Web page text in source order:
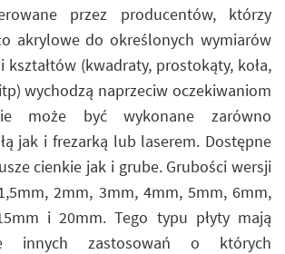
przez producentów, którzy
akrylowe do określonych wymiarów
kształtów (kwadraty, prostokąty, koła,
wychodzą naprzeciw oczekiwaniom
może być wykonane zarówno
jak i frezarką lub laserem. Dostępne
cienkie jak i grube. Grubości wersji
2mm, 3mm, 4mm, 5mm, 6mm,
i 20mm. Tego typu płyty mają
innych zastosowań o których